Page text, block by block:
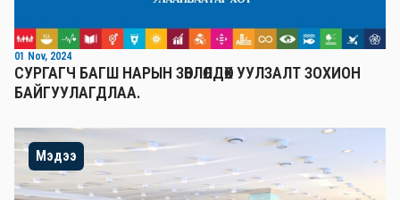
01 Nov, 2024
СУРГАГЧ БАГШ НАРЫН ЗӨВЛӨЛДӨХ УУЛЗАЛТ ЗОХИОН
БАЙГУУЛАГДЛАА.
Мэдээ